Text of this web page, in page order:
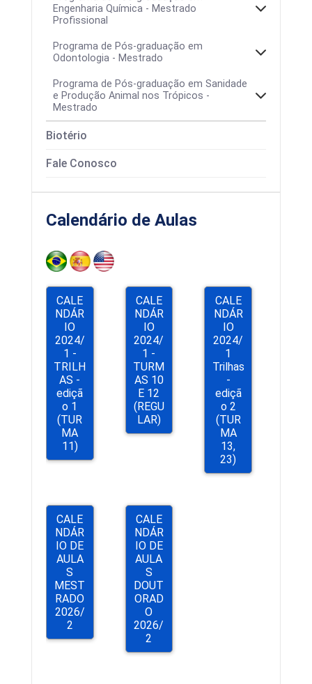
Processos Seletivos
Estrutura Curricular
Eventos
I ProfEduca - Mostra de Produtos
Engenharia Química - Mestrado
Profissional
Programa de Pós-graduação em
Odontologia - Mestrado
Área de concentração
Estrutura curricular
Programa de Pós-graduação em Sanidade
e Produção Animal nos Trópicos -
Mestrado
Biotério
Fale Conosco
Calendário de Aulas
CALE
NDÁR
IO
2024/
1 -
TRILH
AS -
ediçã
o 1
(TUR
MA
11)
CALE
NDÁR
IO
2024/
1 -
TURM
AS 10
E 12
(REGU
LAR)
CALE
NDÁR
IO
2024/
1
Trilhas
-
ediçã
o 2
(TUR
MA
13,
23)
CALE
NDÁR
IO DE
AULA
S
MEST
RADO
2026/
2
CALE
NDÁR
IO DE
AULA
S
DOUT
ORAD
O
2026/
2